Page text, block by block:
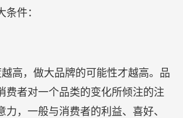
条件：
高，做大品牌的可能性才越高。品
费者对一个品类的变化所倾注的注
力，一般与消费者的利益、喜好、